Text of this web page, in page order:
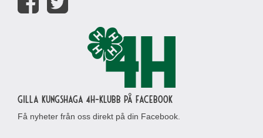
Gilla Kungshaga 4H-klubb på Facebook
Få nyheter från oss direkt på din Facebook.